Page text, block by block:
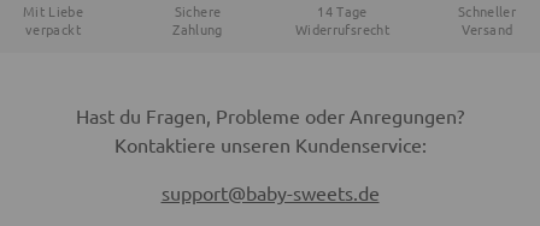
Mit Liebe
verpackt
Sichere
Zahlung
14 Tage
Widerrufsrecht
Schneller
Versand
Hast du Fragen, Probleme oder Anregungen?
Kontaktiere unseren Kundenservice:
support@baby-sweets.de